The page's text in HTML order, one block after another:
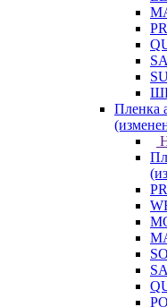
Пленка